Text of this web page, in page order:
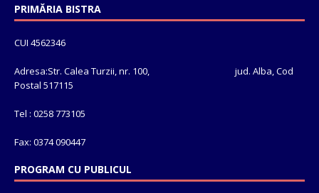
PRIMĂRIA BISTRA
CUI 4562346
Adresa:Str. Calea Turzii, nr. 100, jud. Alba, Cod
Postal 517115
Tel : 0258 773105
Fax: 0374 090447
PROGRAM CU PUBLICUL